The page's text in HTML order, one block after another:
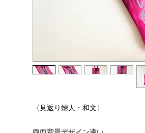
〈見返り婦人・和文〉